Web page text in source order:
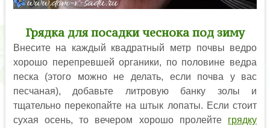
Грядка для посадки чеснока под зиму
Внесите на каждый квадратный метр почвы ведро
хорошо перепревшей органики, по половине ведра
песка (этого можно не делать, если почва у вас
песчаная), добавьте литровую банку золы и
тщательно перекопайте на штык лопаты. Если стоит
сухая осень, то вечером хорошо пролейте грядку